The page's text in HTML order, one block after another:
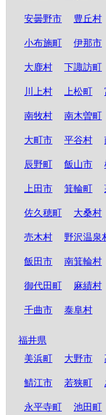
安曇野市 豊丘村
小布施町 伊那市
大鹿村 下諏訪町
川上村 上松町
南牧村 南木曽町
大町市 平谷村
辰野町 飯山市
上田市 箕輪町
佐久穂町 大桑村
売木村 野沢温泉
飯田市 南箕輪村
御代田町 麻績村
千曲市 泰阜村
福井県
美浜町
大野市
鯖江市 若狭町
永平寺町 池田町